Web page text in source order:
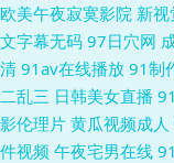
线视频 肏屄肏屄黑料吃
福利小电影 成人电彯三
伊人9草在线 不卡中文
欧美午夜寂寞影院 新
文字幕无码 97日穴网
清 91av在线播放 91制
二乱三 日韩美女直播
影伦理片 黄瓜视频成人
件视频 午夜宅男在线